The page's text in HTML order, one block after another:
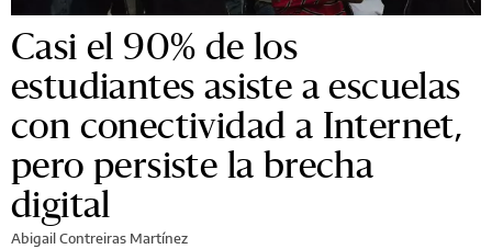
Casi el 90% de los
estudiantes asiste a escuelas
con conectividad a Internet,
pero persiste la brecha
digital
Abigail Contreiras Martínez